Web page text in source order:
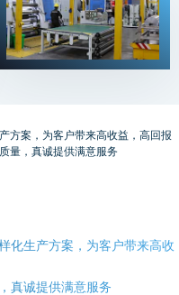
案，为客户带来高收益，高回报
量，真诚提供满意服务
化生产方案，为客户带来高收
，真诚提供满意服务